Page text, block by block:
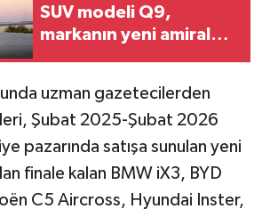
SUV modeli Q9,
markanın yeni amiral
uzman gazetecilerden
Şubat 2025-Şubat 2026
pazarında satışa sunulan yeni
finale kalan BMW iX3, BYD
C5 Aircross, Hyundai Inster,